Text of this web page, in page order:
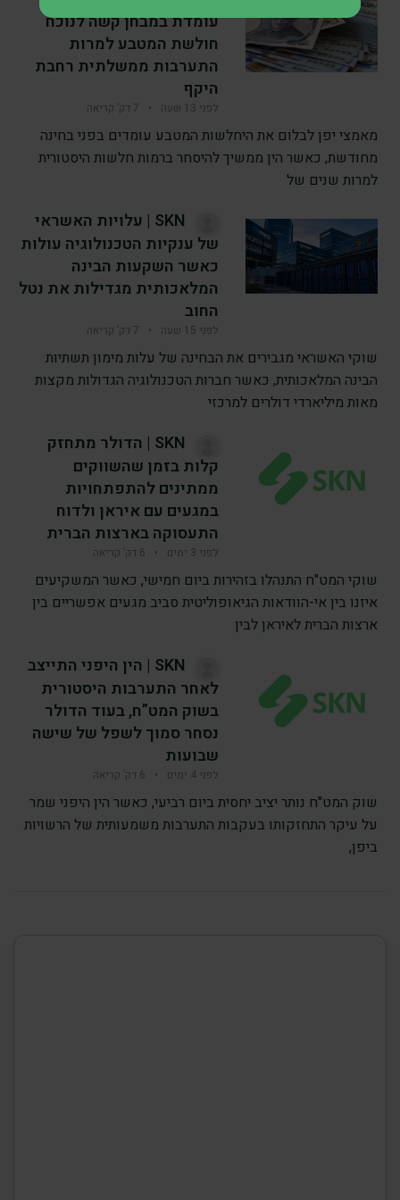
עומדת במבחן קשה לנוכח
חולשת המטבע למרות
התערבות ממשלתית רחבת
היקף
לפני 13 שעה • 7 דק’ קריאה
מאמצי יפן לבלום את היחלשות המטבע עומדים בפני בחינה
מחודשת, כאשר הין ממשיך להיסחר ברמות חלשות היסטורית
למרות שנים של
SKN | עלויות האשראי
של ענקיות הטכנולוגיה עולות
כאשר השקעות הבינה
המלאכותית מגדילות את נטל
החוב
לפני 15 שעה • 7 דק’ קריאה
שוקי האשראי מגבירים את הבחינה של עלות מימון תשתיות
הבינה המלאכותית, כאשר חברות הטכנולוגיה הגדולות מקצות
מאות מיליארדי דולרים למרכזי
SKN | הדולר מתחזק
קלות בזמן שהשווקים
ממתינים להתפתחויות
במגעים עם איראן ולדוח
התעסוקה בארצות הברית
לפני 3 ימים • 6 דק’ קריאה
שוקי המט"ח התנהלו בזהירות ביום חמישי, כאשר המשקיעים
איזנו בין אי-הוודאות הגיאופוליטית סביב מגעים אפשריים בין
ארצות הברית לאיראן לבין
SKN | הין היפני התייצב
לאחר התערבות היסטורית
בשוק המט”ח, בעוד הדולר
נסחר סמוך לשפל של שישה
שבועות
לפני 4 ימים • 6 דק’ קריאה
שוק המט"ח נותר יציב יחסית ביום רביעי, כאשר הין היפני שמר
על עיקר התחזקותו בעקבות התערבות משמעותית של הרשויות
ביפן,